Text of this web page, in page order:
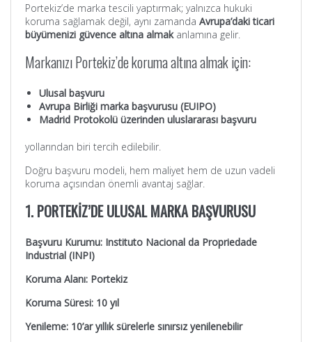
Portekiz’de marka tescili yaptırmak; yalnızca hukuki
koruma sağlamak değil, aynı zamanda Avrupa’daki ticari
büyümenizi güvence altına almakanlamına gelir.
Markanızı Portekiz’de koruma altına almak için:
Ulusal başvuru
Avrupa Birliği marka başvurusu (EUIPO)
Madrid Protokolü üzerinden uluslararası başvuru
yollarından biri tercih edilebilir.
Doğru başvuru modeli, hem maliyet hem de uzun vadeli
koruma açısından önemli avantaj sağlar.
1. PORTEKİZ’DE ULUSAL MARKA BAŞVURUSU
Başvuru Kurumu: Instituto Nacional da Propriedade
Industrial (INPI)
Koruma Alanı: Portekiz
Koruma Süresi: 10 yıl
Yenileme: 10’ar yıllık sürelerle sınırsız yenilenebilir